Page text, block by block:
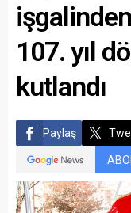
107. yıl
kutlandı
Paylaş